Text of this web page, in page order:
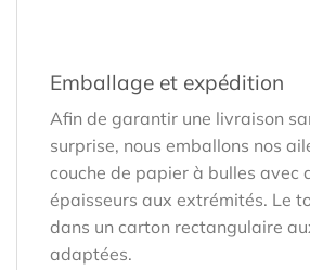
Emballage et expédition
Afin de garantir une livraison
surprise, nous emballons nos
couche de papier à bulles avec
épaisseurs aux extrémités. Le
dans un carton rectangulaire
adaptées.